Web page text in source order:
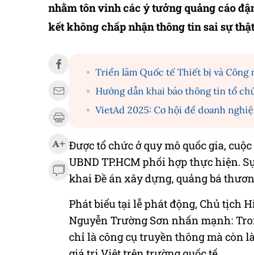
nhằm tôn vinh các ý tưởng quảng cáo
kết không chấp nhận thông tin sai sự
Triển lãm Quốc tế Thiết bị và Công
Hướng dẫn khai báo thông tin tổ
VietAd 2025: Cơ hội để doanh
Được tổ chức ở quy mô quốc gia,
UBND TP.HCM phối hợp thực hiện.
khai Đề án xây dựng, quảng bá
Phát biểu tại lễ phát động, Chủ tịch
Nguyễn Trường Sơn nhấn mạnh:
chỉ là công cụ truyền thông mà còn